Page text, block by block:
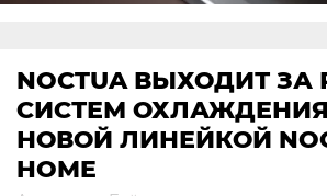
NOCTUA ВЫХОДИТ
СИСТЕМ
НОВОЙ ЛИНЕЙКОЙ
HOME